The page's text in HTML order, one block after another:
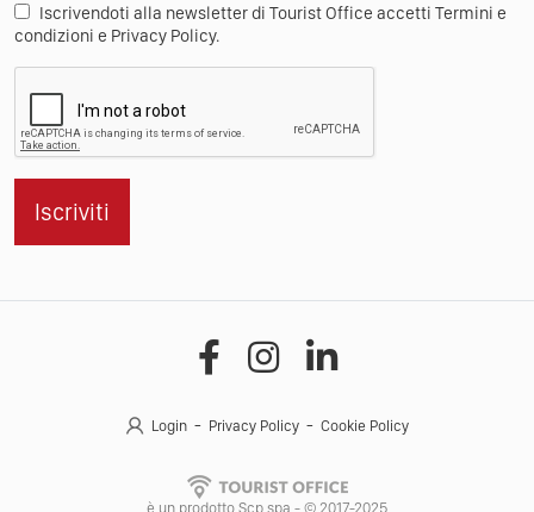
Iscrivendoti alla newsletter di Tourist Office accetti Termini e
condizioni e Privacy Policy.
Iscriviti
Login Privacy Policy Cookie Policy
è un prodotto Scp spa - © 2017-2025